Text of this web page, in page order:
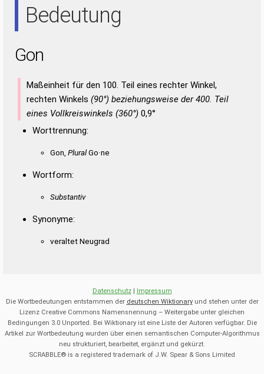
Wortanalyse-Algorithmus gute Anhaltspunkte zu
Wortbedeutung, Worttrennung und Wortform, um die
bestimmen!
Duden – Standardwerk in 12 Bänden
Duden – Richtiges und gutes
Bedeutung
Gon
Maßeinheit für den 100. Teil eines rechter Winkel,
rechten Winkels (90°) beziehungsweise der 400. Teil
eines Vollkreiswinkels (360°) 0,9°
Worttrennung:
Gon, PluralGo·ne
Wortform:
Substantiv
Synonyme:
veraltet Neugrad
Datenschutz| Impressum
Die Wortbedeutungen entstammen der deutschen Wiktionaryund stehen unter der
Lizenz Creative Commons Namensnennung – Weitergabe unter gleichen
Bedingungen 3.0 Unported. Bei Wiktionary ist eine Liste der Autoren verfügbar. Die
Artikel zur Wortbedeutung wurden über einen semantischen Computer-Algorithmus
neu strukturiert, bearbeitet, ergänzt und gekürzt.
SCRABBLE® is a registered trademark of J.W. Spear & Sons Limited